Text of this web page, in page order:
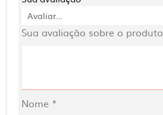
Sua avaliação sobre o produto
Nome *